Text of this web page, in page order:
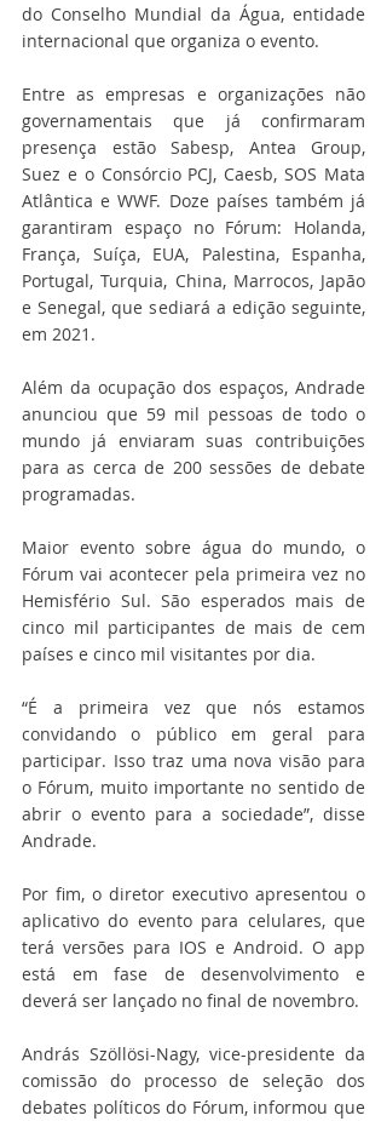
do Conselho Mundial da Água, entidade
internacional que organiza o evento.
Entre as empresas e organizações não
governamentais que já confirmaram
presença estão Sabesp, Antea Group,
Suez e o Consórcio PCJ, Caesb, SOS Mata
Atlântica e WWF. Doze países também já
garantiram espaço no Fórum: Holanda,
França, Suíça, EUA, Palestina, Espanha,
Portugal, Turquia, China, Marrocos, Japão
e Senegal, que sediará a edição seguinte,
em 2021.
Além da ocupação dos espaços, Andrade
anunciou que 59 mil pessoas de todo o
mundo já enviaram suas contribuições
para as cerca de 200 sessões de debate
programadas.
Maior evento sobre água do mundo, o
Fórum vai acontecer pela primeira vez no
Hemisfério Sul. São esperados mais de
cinco mil participantes de mais de cem
países e cinco mil visitantes por dia.
“É a primeira vez que nós estamos
convidando o público em geral para
participar. Isso traz uma nova visão para
o Fórum, muito importante no sentido de
abrir o evento para a sociedade”, disse
Andrade.
Por fim, o diretor executivo apresentou o
aplicativo do evento para celulares, que
terá versões para IOS e Android. O app
está em fase de desenvolvimento e
deverá ser lançado no final de novembro.
András Szöllösi-Nagy, vice-presidente da
comissão do processo de seleção dos
debates políticos do Fórum, informou que